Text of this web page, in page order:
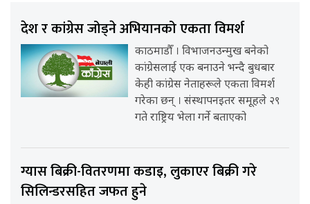
देश र कांग्रेस जोड्ने अभियानको एकता विमर्श
काठमाडौँ । विभाजनउन्मुख बनेको
कांग्रेसलाई एक बनाउने भन्दै बुधबार
केही कांग्रेस नेताहरूले एकता विमर्श
गरेका छन् । संस्थापनइतर समूहले २९
गते राष्ट्रिय भेला गर्ने बताएको
ग्यास बिक्री-वितरणमा कडाइ, लुकाएर बिक्री गरे
सिलिन्डरसहित जफत हुने